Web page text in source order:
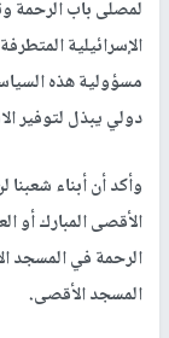
لمصلى باب الرحمة
الإسرائيلية
مسؤولية هذه
دولي يبذل لتوفير
وأكد أن أبناء
الأقصى المبارك أو
الرحمة في المسجد
المسجد الأقصى.